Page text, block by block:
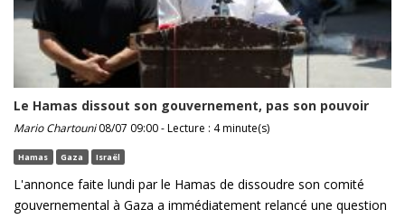
Le Hamas dissout son gouvernement, pas son pouvoir
Mario Chartouni08/07 09:00 - Lecture : 4 minute(s)
Hamas Gaza Israël
L'annonce faite lundi par le Hamas de dissoudre son comité
gouvernemental à Gaza a immédiatement relancé une question